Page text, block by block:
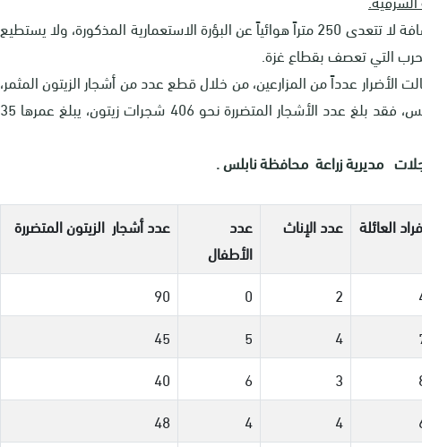
تجدر الإشارة إلى أن تلك المنطقة تبعد مسافة لا تتعدى 250 متراً هوائياً عن البؤرة الاستعمارية المذكورة، ولا يستطيع
التي تعصف بقطاع غزة.
عدداً من المزارعين، من خلال قطع عدد من أشجار الزيتون المثمر،
ووفقاً لسجلات مديرية زراعة محافظة نابلس، فقد بلغ عدد الأشجار المتضررة نحو 406 شجرات زيتون، يبلغ عمرها 35
مديرية زراعة محافظة نابلس .
العائلة عدد الإناث
عدد
الأطفال
عدد أشجار الزيتون المتضررة
2
0
90
4
5
45
3
6
40
4
4
48